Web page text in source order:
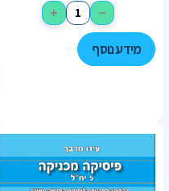
−
+
מידע נוסף